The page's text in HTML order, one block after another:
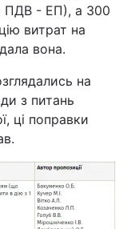
ПДВ - ЕП), а 300
витрат на
вона.
на
з питань
ці поправки